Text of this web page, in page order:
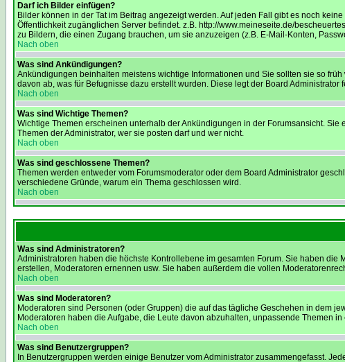
Darf ich Bilder einfügen?
Bilder können in der Tat im Beitrag angezeigt werden. Auf jeden Fall gibt es noch
Öffentlichkeit zugänglichen Server befindet. z.B. http://www.meineseite.de/
zu Bildern, die einen Zugang brauchen, um sie anzuzeigen (z.B. E-Mail-Konten,
Nach oben
Was sind Ankündigungen?
Ankündigungen beinhalten meistens wichtige Informationen und Sie sollten sie so
davon ab, was für Befugnisse dazu erstellt wurden. Diese legt der Board Administrator
Nach oben
Was sind Wichtige Themen?
Wichtige Themen erscheinen unterhalb der Ankündigungen in der Forumsansicht.
Themen der Administrator, wer sie posten darf und wer nicht.
Nach oben
Was sind geschlossene Themen?
Themen werden entweder vom Forumsmoderator oder dem Board Administrator
verschiedene Gründe, warum ein Thema geschlossen wird.
Nach oben
Was sind Administratoren?
Administratoren haben die höchste Kontrollebene im gesamten Forum. Sie haben
erstellen, Moderatoren ernennen usw. Sie haben außerdem die vollen
Nach oben
Was sind Moderatoren?
Moderatoren sind Personen (oder Gruppen) die auf das tägliche Geschehen in dem
Moderatoren haben die Aufgabe, die Leute davon abzuhalten, unpassende Themen
Nach oben
Was sind Benutzergruppen?
In Benutzergruppen werden einige Benutzer vom Administrator zusammengefasst.